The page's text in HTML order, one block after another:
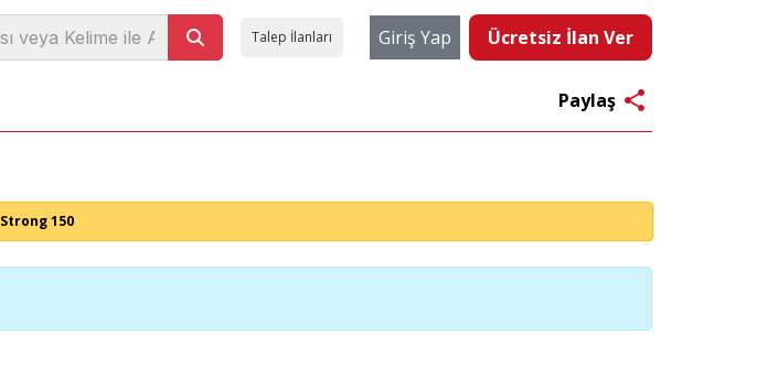
Talep İlanları Giriş Yap Ücretsiz İlan Ver
Paylaş share
Strong 150